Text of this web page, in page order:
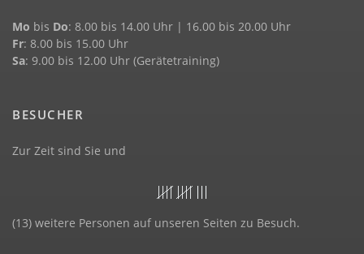
Mo bis Do: 8.00 bis 14.00 Uhr | 16.00 bis 20.00 Uhr
Fr: 8.00 bis 15.00 Uhr
Sa: 9.00 bis 12.00 Uhr (Gerätetraining)
BESUCHER
Zur Zeit sind Sie und
(13) weitere Personen auf unseren Seiten zu Besuch.